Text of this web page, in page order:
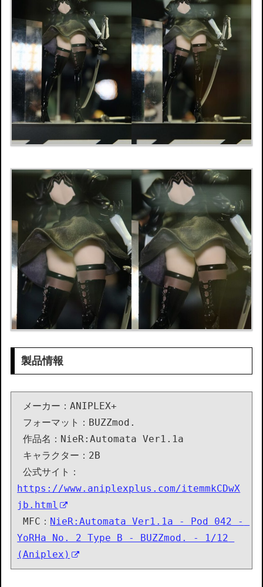
製品情報
作品名：NieR:Automata Ver1.1a
公式サイト：
https://www.aniplexplus.com/itemmkCDwX
jb.html
MFC： NieR:Automata Ver1.1a - Pod 042 -
YoRHa No. 2 Type B - BUZZmod. - 1/12
(Aniplex)